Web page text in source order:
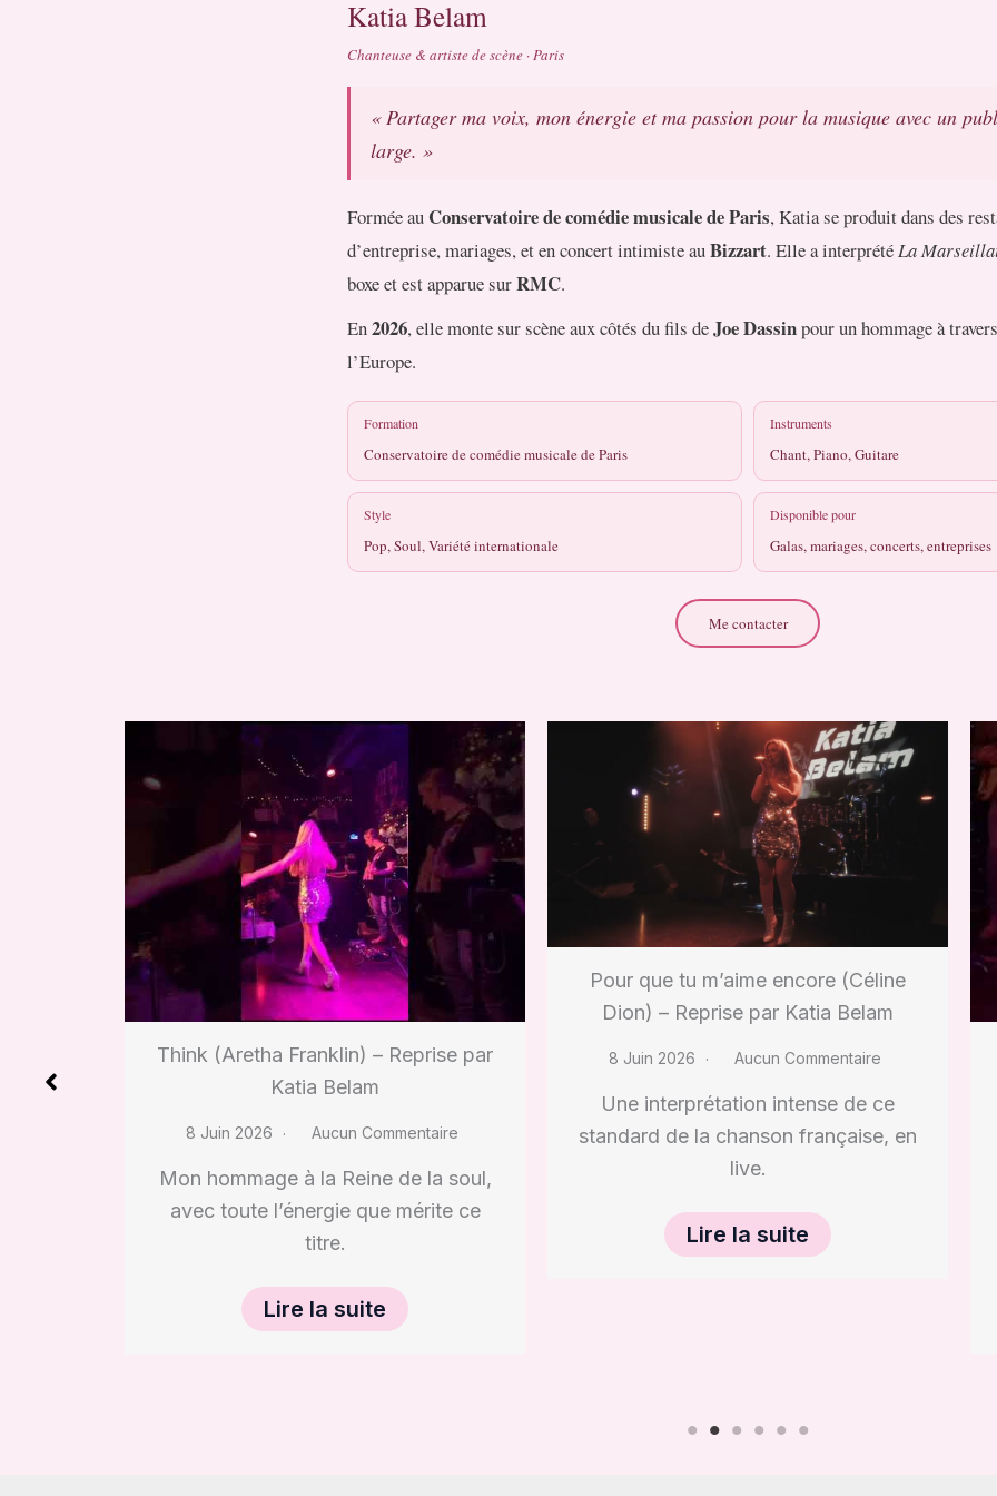
Katia Belam
Chanteuse & artiste de scène · Paris
« Partager ma voix, mon énergie et ma passion pour la musique avec un
large. »
Formée au Conservatoire de comédie musicale de Paris, Katia se produit dans des
d’entreprise, mariages, et en concert intimiste auBizzart. Elle a interprétéLa
boxe et est apparue surRMC.
En2026, elle monte sur scène aux côtés du fils deJoe Dassinpour un hommage à
l’Europe.
Formation
Conservatoire de comédie musicale de Paris
Instruments
Chant, Piano, Guitare
Style
Pop, Soul, Variété internationale
Disponible pour
Galas, mariages, concerts, entreprises
Me contacter
Pour que tu m’aime encore (Céline
Dion) – Reprise par Katia Belam
8 Juin 2026 Aucun Commentaire
standard de la chanson française, en
live.
Lire la suite
Kiss (Prince) – Reprise par Katia
8 Juin 2026 Aucun Commentaire
Un classique funk que j’ai adoré
réinventer à ma façon, pour une
ambiance électrique.